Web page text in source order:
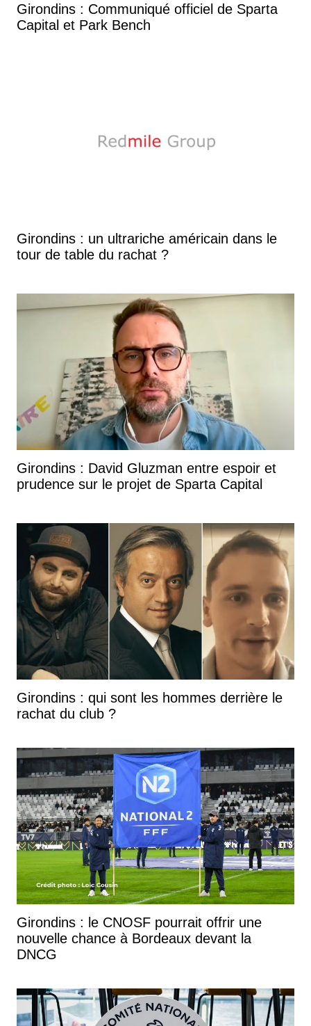
Girondins : Communiqué officiel de Sparta
Capital et Park Bench
Girondins : un ultrariche américain dans le
tour de table du rachat ?
Girondins : David Gluzman entre espoir et
prudence sur le projet de Sparta Capital
Girondins : qui sont les hommes derrière le
rachat du club ?
Girondins : le CNOSF pourrait offrir une
nouvelle chance à Bordeaux devant la
DNCG